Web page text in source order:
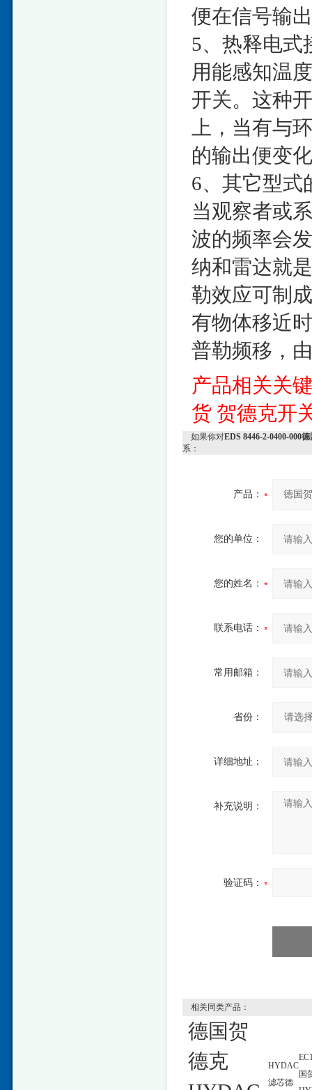
便在信号输
5、热释电式
用能感知温
开关。这种
上，当有与
的输出便变
6、其它型式
当观察者或
波的频率会
纳和雷达就
勒效应可制
有物体移近
普勒频移，
产品相关关
货 贺德克开
如果你对EDS 8446-2-0400-000
系：
产品：
您的单位：
您的姓名：
联系电话：
常用邮箱：
省份：
详细地址：
补充说明：
验证码：
相关同类产品：
德国贺
德克
HYDAC
滤芯德
国